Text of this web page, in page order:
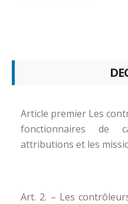
Article premier Les
fonctionnaires de
attributions et les
Art. 2. – Les